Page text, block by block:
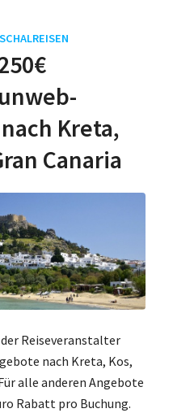
Kreta,
Canaria
Reiseveranstalter
nach Kreta, Kos,
alle anderen Angebote
Rabatt pro Buchung.